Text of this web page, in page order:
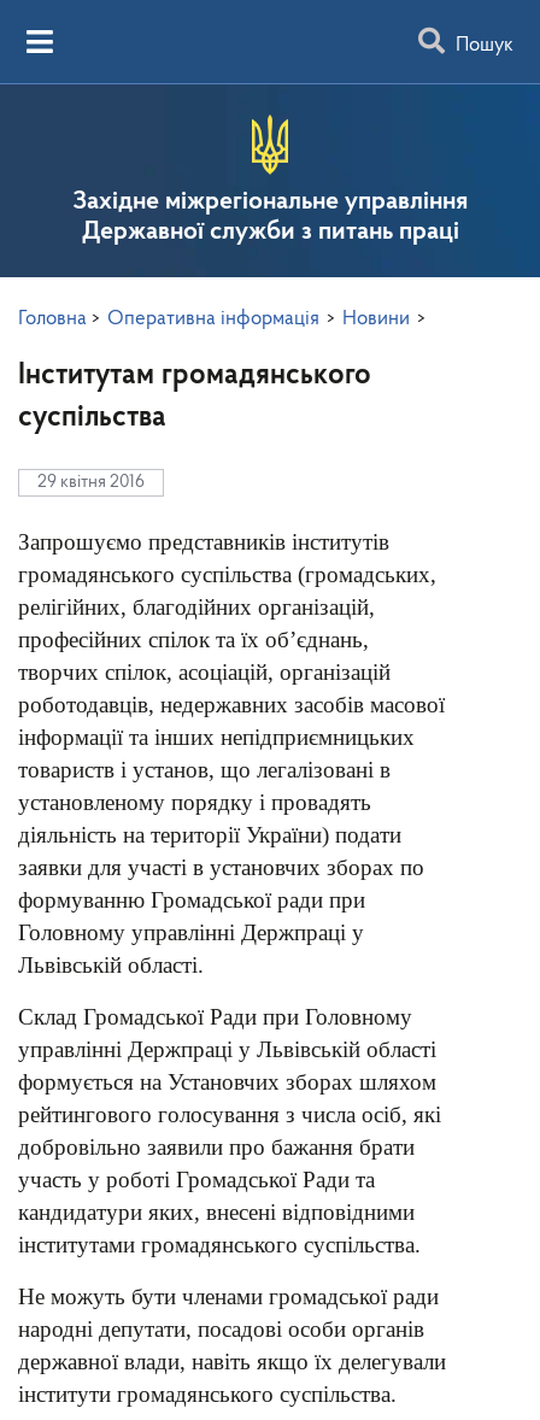
Пошук
Західне міжрегіональне управління
Державної служби з питань праці
Головна > Оперативна інформація > Новини >
Інститутам громадянського
суспільства
29 квітня 2016
Запрошуємо представників інститутів
громадянського суспільства (громадських,
релігійних, благодійних організацій,
професійних спілок та їх об’єднань,
творчих спілок, асоціацій, організацій
роботодавців, недержавних засобів масової
інформації та інших непідприємницьких
товариств і установ, що легалізовані в
установленому порядку і провадять
діяльність на території України) подати
заявки для участі в установчих зборах по
формуванню Громадської ради при
Головному управлінні Держпраці у
Львівській області.
Склад Громадської Ради при Головному
управлінні Держпраці у Львівській області
формується на Установчих зборах шляхом
рейтингового голосування з числа осіб, які
добровільно заявили про бажання брати
участь у роботі Громадської Ради та
кандидатури яких, внесені відповідними
інститутами громадянського суспільства.
Не можуть бути членами громадської ради
народні депутати, посадові особи органів
державної влади, навіть якщо їх делегували
інститути громадянського суспільства.